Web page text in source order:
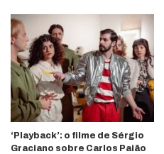
‘Playback’: o filme de Sérgio
Graciano sobre Carlos Paião